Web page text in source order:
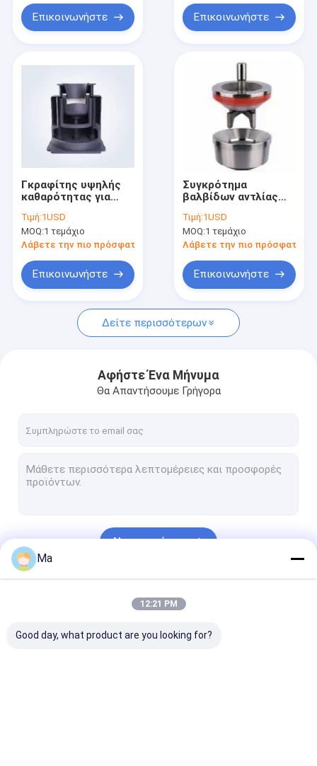
Προϊόντα
Περίπου εμείς
Γύρος εργοστασίων
Ειδήσεις
Περιπτώσεις
Στοιχεία θέρμανσης SIC
Βιομηχανικά κεραμικά μέρη
Νιτρίδιο βορίου κεραμικό
Από γραφίτη κύβοι
Κεραμικά μέρη αλουμίνας
κεραμική καρβιδίου του πυριτίου
Επικοινωνήστε Επικοινωνήστε
Γκραφίτης υψηλής
καθαρότητας για
ηλιακή ενέργεια
Τιμή:1USD
MOQ:1 τεμάχιο
Λάβετε την πιο πρόσφατη τιμή
Επικοινωνήστε
Συγκρότημα
βαλβίδων αντλίας
υδραυλικά
συστήματα
Τιμή:1USD
MOQ:1 τεμάχιο
Λάβετε την πιο πρόσφατη
Επικοινωνήστε
Δείτε περισσότερων
Αφήστε Ένα Μήνυμα
Θα Απαντήσουμε Γρήγορα
Να συνεχίσει
Ma
12:21 PM
Good day, what product are you looking for?